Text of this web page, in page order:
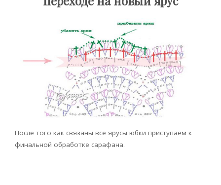
После того как связаны все ярусы юбки приступаем к
финальной обработке сарафана.